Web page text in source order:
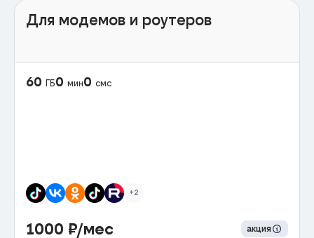
Для модемов и роутеров
60 ГБ0 мин0 смс
+2
1000 ₽/мес акция